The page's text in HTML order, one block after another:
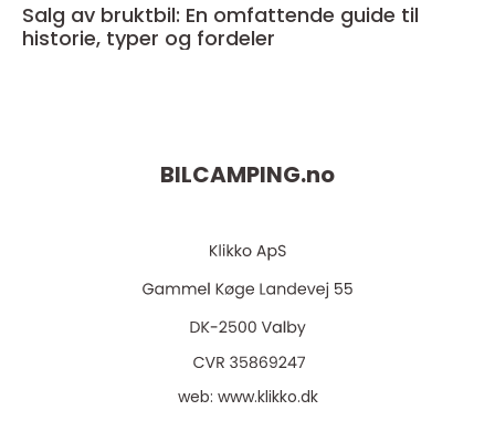
Salg av bruktbil: En omfattende guide til
historie, typer og fordeler
BILCAMPING.no
web: www.klikko.dk